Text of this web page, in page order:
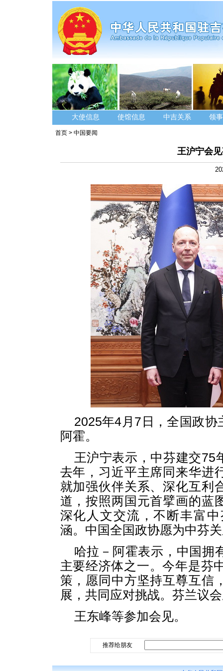
大使信息 使馆信息 中吉关系 领
首页 > 中国要闻
王沪宁会
2025年4月7日，全国政
阿霍。
王沪宁表示，中芬建交75
去年，习近平主席同来华进
就加强伙伴关系、深化互利
道，按照两国元首擘画的蓝
深化人文交流，不断丰富
涵。中国全国政协愿为中芬
哈拉－阿霍表示，中国拥
主要经济体之一。今年是芬
策，愿同中方坚持互尊互信
展，共同应对挑战。芬兰议
王东峰等参加会见。
推荐给朋友